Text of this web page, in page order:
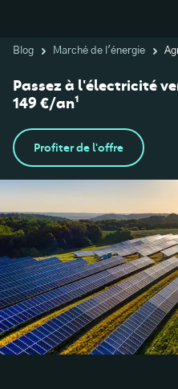
Blog Marché de l'énergie
Passez à l'électricité
149 €/an¹
Profiter de l'offre